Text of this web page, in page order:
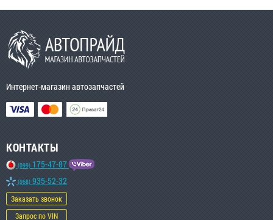
Интернет-магазин автозапчастей
КОНТАКТЫ
(099) 175-47-87
(068) 935-52-32
Заказать звонок
Запрос по VIN